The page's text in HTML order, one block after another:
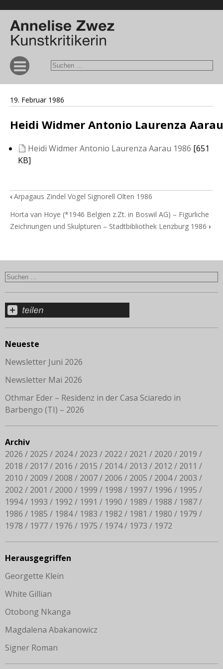
19. Februar 1986
Heidi Widmer Antonio Laurenza
Heidi Widmer Antonio Laurenza Aarau 1986 [651
KB]
‹ Arpagaus Zindel Vogel Signorell Olten 1986
Horta van Hoye (*1946 Belgien z.Zt. in Boswil AG) – Figürliche
Zeichnungen und Skulpturen – Stadtbibliothek Lenzburg 1986 ›
Neueste
Newsletter Juni 2026
Newsletter Mai 2026
Othmar Eder – Residenz in der Casa Sciaredo in
Barbengo (TI) – 2026
Archiv
2026
2025 2024 2023 2022 2021 2020
2019
2018
2017 2016 2015 2014 2013 2012
2011
2010
2009 2008 2007 2006 2005 2004
2003
2002
2001 2000 1999 1998 1997 1996
1995
1994
1993 1992 1991 1990 1989 1988
1987
1986
1985 1984 1983 1982 1981 1980
1979
1978
1977 1976 1975 1974 1973 1972
Herausgegriffen
Georgette Klein
White Gillian
Otobong Nkanga
Magdalena Abakanowicz
Signer Roman